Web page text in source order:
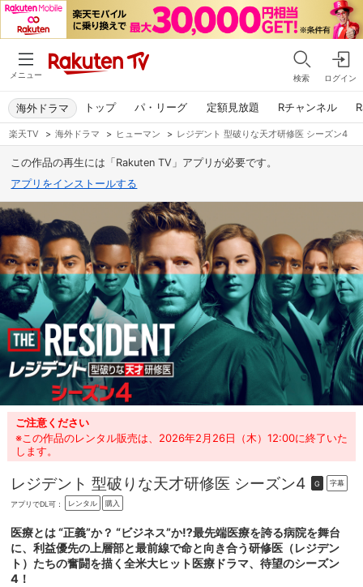
メニュー 検索 ログイン
トップ パ・リーグ 定額見放題 Rチャンネル
海外ドラマ
楽天TV > 海外ドラマ > ヒューマン > レジデント 型破りな天才研修医 シーズン4
この作品の再生には「Rakuten TV」アプリが必要です。
アプリをインストールする
ご注意ください
※この作品のレンタル販売は、2026年2月26日（木）12:00に終了いた
します。
レジデント 型破りな天才研修医 シーズン4 G 字幕
アプリでDL可： レンタル 購入
医療とは “正義”か？ “ビジネス”か⁉最先端医療を誇る病院を舞台
に、利益優先の上層部と最前線で命と向き合う研修医（レジデン
ト）たちの奮闘を描く全米大ヒット医療ドラマ、待望のシーズン
4！